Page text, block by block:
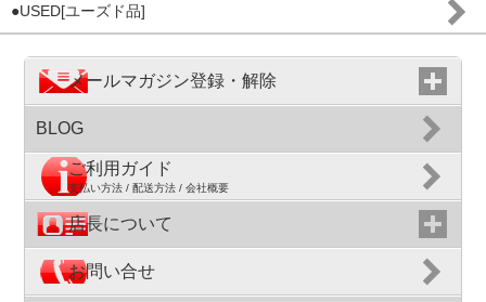
●USED[ユーズド品]
メールマガジン登録・解除
BLOG
ご利用ガイド
支払い方法 / 配送方法 / 会社概要
店長について
お問い合せ